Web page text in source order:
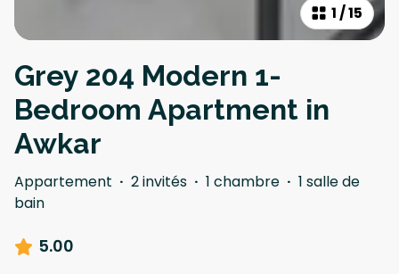
1/15
Grey 204 Modern 1-
Bedroom Apartment in
Awkar
Appartement · 2 invités · 1 chambre · 1 salle de
bain
5.00